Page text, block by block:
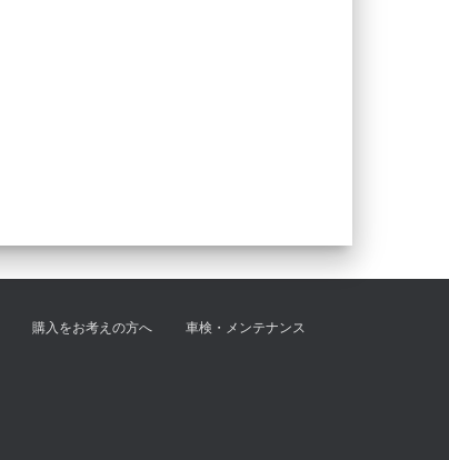
購入をお考えの方へ 車検・メンテナンス